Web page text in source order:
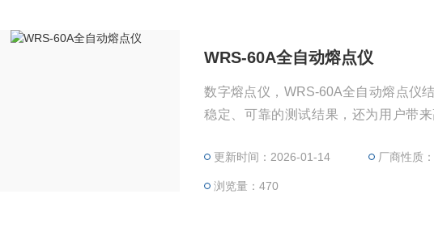
WRS-60A全自动熔点仪
数字熔点仪，WRS-60A全自动熔点仪
稳定、可靠的测试结果，还为用户带
更新时间：2026-01-14 厂商性质
浏览量：470